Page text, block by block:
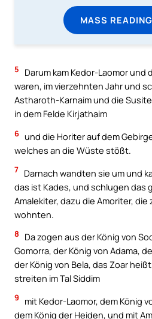
MASS
5
Darum kam Kedor-Laomor und
waren, im vierzehnten Jahr und
Astharoth-Karnaim und die
in dem Felde Kirjathaim
6 und die Horiter auf dem
welches an die Wüste stößt.
7 Darnach wandten sie um und
das ist Kades, und schlugen das
Amalekiter, dazu die Amoriter, die
wohnten.
8
Da zogen aus der König von
Gomorra, der König von Adama,
der König von Bela, das Zoar
streiten im Tal Siddim
9
mit Kedor-Laomor, dem König
dem König der Heiden, und mit